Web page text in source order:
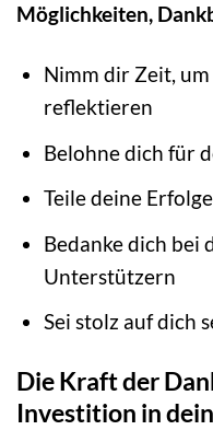
Möglichkeiten,
Nimm dir Zeit,
reflektieren
Belohne dich für
Teile deine
Bedanke dich bei
Unterstützern
Sei stolz auf dich
Die Kraft der
Investition in